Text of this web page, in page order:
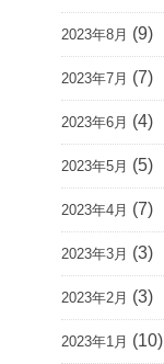
2023年8月 (9)
2023年7月 (7)
2023年6月 (4)
2023年5月 (5)
2023年4月 (7)
2023年3月 (3)
2023年2月 (3)
2023年1月 (10)